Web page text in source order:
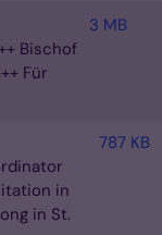
Bischof
Für
3 MB
in
in St.
787 KB